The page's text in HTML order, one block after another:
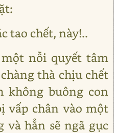
tao chết, này!..
nỗi quyết tâm
thà chịu chết
không buông con
vấp chân vào một
và hẳn sẽ ngã gục